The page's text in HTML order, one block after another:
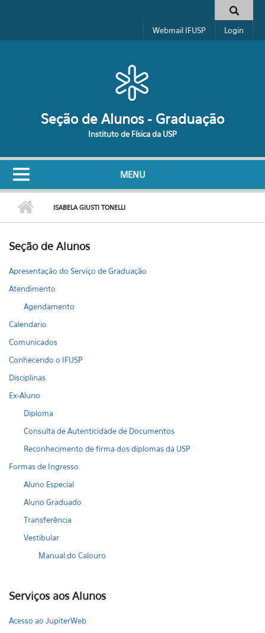
Formulário de busca
Webmail IFUSP Login
Seção de Alunos - Graduação
Instituto de Física da USP
MENU
ISABELA GIUSTI TONELLI
Seção de Alunos
Apresentação do Serviço de Graduação
Atendimento
Agendamento
Calendario
Comunicados
Conhecendo o IFUSP
Disciplinas
Ex-Aluno
Diploma
Consulta de Autenticidade de Documentos
Reconhecimento de firma dos diplomas da USP
Formas de Ingresso
Aluno Especial
Aluno Graduado
Transferência
Vestibular
Manual do Calouro
Serviços aos Alunos
Acesso ao JupiterWeb